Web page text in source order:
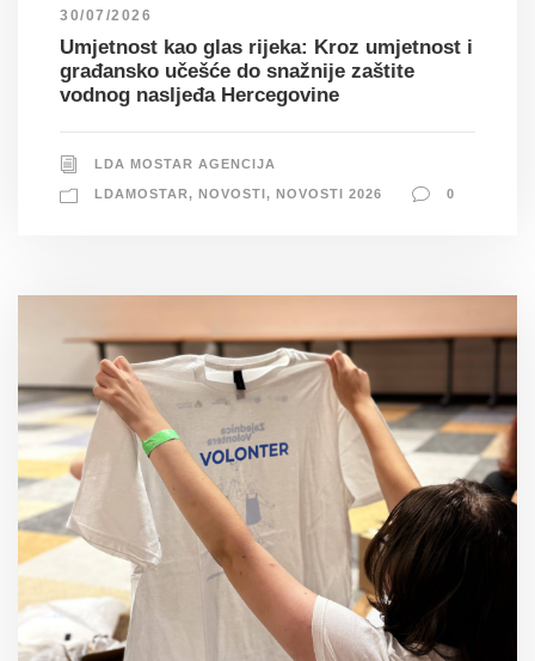
30/07/2026
Umjetnost kao glas rijeka: Kroz umjetnost i
građansko učešće do snažnije zaštite
vodnog nasljeđa Hercegovine
LDA MOSTAR AGENCIJA
LDAMOSTAR, NOVOSTI, NOVOSTI 2026 0